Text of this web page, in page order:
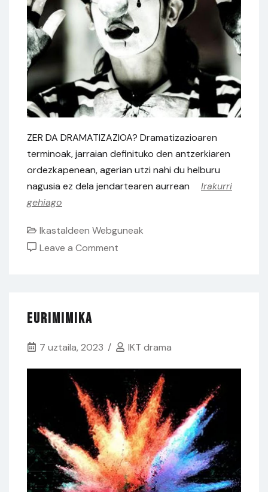
ZER DA DRAMATIZAZIOA? Dramatizazioaren
terminoak, jarraian definituko den antzerkiaren
ordezkapenean, agerian utzi nahi du helburu
nagusia ez dela jendartearen aurrean
Irakurri
gehiago
Ikastaldeen Webguneak
Leave a Comment
Eurimimika
7 uztaila, 2023 IKT drama